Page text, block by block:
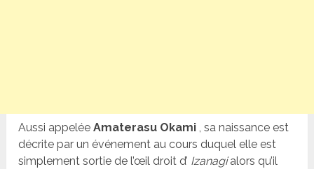
Aussi appeléeAmaterasu Okami , sa naissance est
décrite par un événement au cours duquel elle est
simplement sortie de l’œil droit d’ Izanagialors qu’il